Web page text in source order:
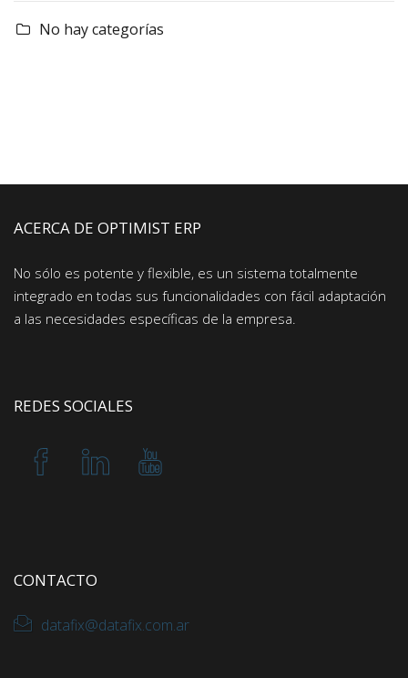
No hay categorías
ACERCA DE OPTIMIST ERP
No sólo es potente y flexible, es un sistema totalmente
integrado en todas sus funcionalidades con fácil adaptación
a las necesidades específicas de la empresa.
REDES SOCIALES
CONTACTO
datafix@datafix.com.ar